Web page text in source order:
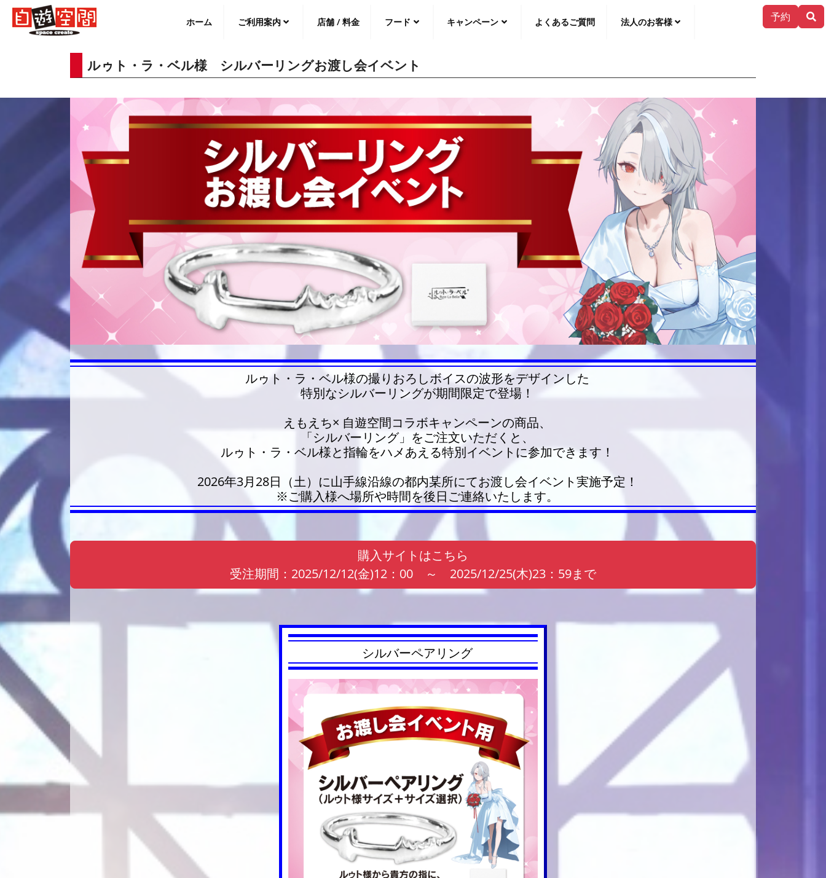
Skip
content
予約
ホーム ご利用案内 店舗 / 料金 フード キャンペーン よくあるご質問 法人のお客様
ルゥト・ラ・ベル様 シルバーリングお渡し会イベント
ルゥト・ラ・ベル様の撮りおろしボイスの波形をデザインした
特別なシルバーリングが期間限定で登場！
えもえち× 自遊空間コラボキャンペーンの商品、
「シルバーリング」をご注文いただくと、
ルゥト・ラ・ベル様と指輪をハメあえる特別イベントに参加できます！
2026年3月28日（土）に山手線沿線の都内某所にてお渡し会イベント実施予定！
※ご購入様へ場所や時間を後日ご連絡いたします。
購入サイトはこちら
受注期間：2025/12/12(金)12：00 ～ 2025/12/25(木)23：59まで
シルバーペアリング
English 中文（繁體）